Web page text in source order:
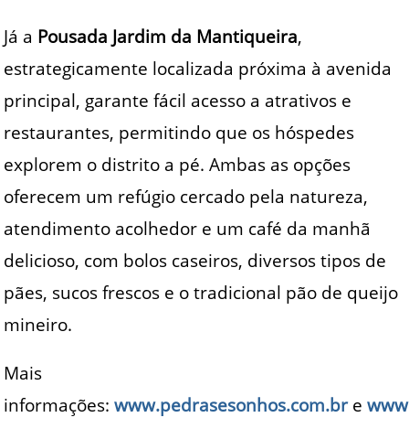
Já a Pousada Jardim da Mantiqueira,
estrategicamente localizada próxima à avenida
principal, garante fácil acesso a atrativos e
restaurantes, permitindo que os hóspedes
explorem o distrito a pé. Ambas as opções
oferecem um refúgio cercado pela natureza,
atendimento acolhedor e um café da manhã
delicioso, com bolos caseiros, diversos tipos de
pães, sucos frescos e o tradicional pão de queijo
mineiro.
Mais
informações:www.pedrasesonhos.com.bre